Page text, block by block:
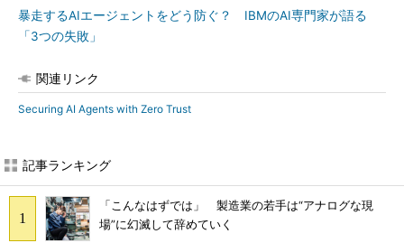
暴走するAIエージェントをどう防ぐ？ IBMのAI専門家が語る
「3つの失敗」
関連リンク
Securing AI Agents with Zero Trust
記事ランキング
「こんなはずでは」 製造業の若手は“アナログな現
場”に幻滅して辞めていく